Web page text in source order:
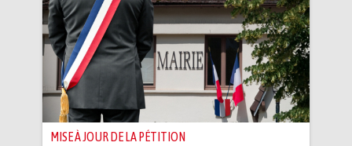
MISE À JOUR DE LA PÉTITION